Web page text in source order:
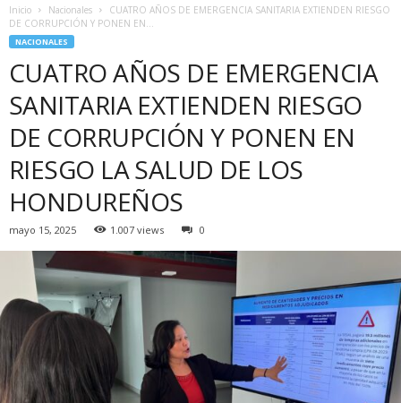
Inicio Nacionales
CUATRO AÑOS DE EMERGENCIA SANITARIA EXTIENDEN RIESGO
DE CORRUPCIÓN Y PONEN EN...
NACIONALES
CUATRO AÑOS DE EMERGENCIA
SANITARIA EXTIENDEN RIESGO
DE CORRUPCIÓN Y PONEN EN
RIESGO LA SALUD DE LOS
HONDUREÑOS
mayo 15, 2025 1.007 views 0